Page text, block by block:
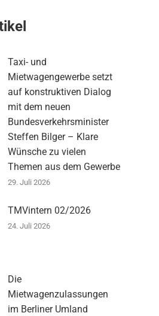
Taxi- und
Mietwagengewerbe setzt
auf konstruktiven Dialog
mit dem neuen
Bundesverkehrsminister
Steffen Bilger – Klare
Wünsche zu vielen
Themen aus dem Gewerbe
29. Juli 2026
TMVintern 02/2026
24. Juli 2026
Die
Mietwagenzulassungen
im Berliner Umland